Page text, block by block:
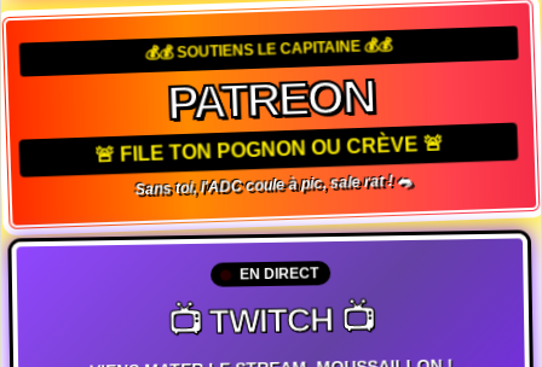
💰💰 SOUTIENS LE CAPITAINE 💰💰
PATREON
🚨 FILE TON POGNON OU CRÈVE 🚨
Sans toi, l'ADC coule à pic, sale rat ! 🐀
EN DIRECT
📺 TWITCH 📺